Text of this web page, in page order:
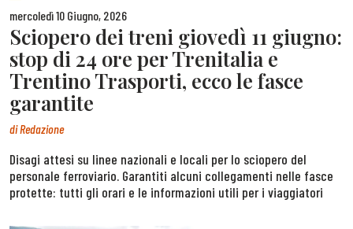
mercoledì 10 Giugno, 2026
Sciopero dei treni giovedì 11 giugno:
stop di 24 ore per Trenitalia e
Trentino Trasporti, ecco le fasce
garantite
diRedazione
Disagi attesi su linee nazionali e locali per lo sciopero del
personale ferroviario. Garantiti alcuni collegamenti nelle fasce
protette: tutti gli orari e le informazioni utili per i viaggiatori